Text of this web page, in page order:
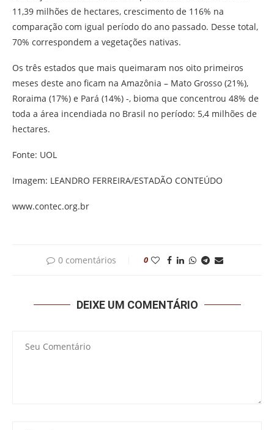
11,39 milhões de hectares, crescimento de 116% na
comparação com igual período do ano passado. Desse total,
70% correspondem a vegetações nativas.
Os três estados que mais queimaram nos oito primeiros
meses deste ano ficam na Amazônia – Mato Grosso (21%),
Roraima (17%) e Pará (14%) -, bioma que concentrou 48% de
toda a área incendiada no Brasil no período: 5,4 milhões de
hectares.
Fonte: UOL
Imagem: LEANDRO FERREIRA/ESTADÃO CONTEÚDO
www.contec.org.br
0 comentários 0
DEIXE UM COMENTÁRIO